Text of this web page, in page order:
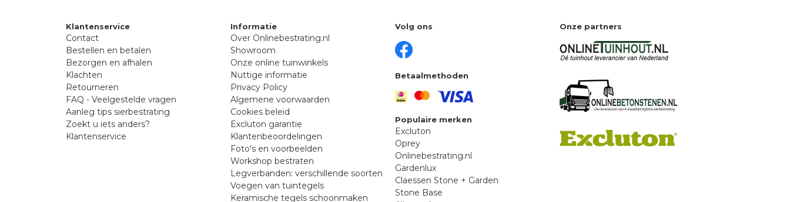
Klantenservice
Contact
Bestellen en betalen
Bezorgen en afhalen
Klachten
Retourneren
FAQ - Veelgestelde vragen
Aanleg tips sierbestrating
Zoekt u iets anders?
Klantenservice
Informatie
Over Onlinebestrating.nl
Showroom
Onze online tuinwinkels
Nuttige informatie
Privacy Policy
Algemene voorwaarden
Cookies beleid
Excluton garantie
Klantenbeoordelingen
Foto's en voorbeelden
Workshop bestraten
Legverbanden: verschillende soorten
Voegen van tuintegels
Keramische tegels schoonmaken
Volg ons
Betaalmethoden
Populaire merken
Excluton
Oprey
Onlinebestrating.nl
Gardenlux
Claessen Stone + Garden
Stone Base
Onze partners